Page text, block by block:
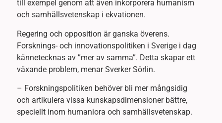
till exempel genom att även inkorporera humanism
och samhällsvetenskap i ekvationen.
Regering och opposition är ganska överens.
Forsknings- och innovationspolitiken i Sverige i dag
kännetecknas av ”mer av samma”. Detta skapar ett
växande problem, menar Sverker Sörlin.
– Forskningspolitiken behöver bli mer mångsidig
och artikulera vissa kunskapsdimensioner bättre,
speciellt inom humaniora och samhällsvetenskap.